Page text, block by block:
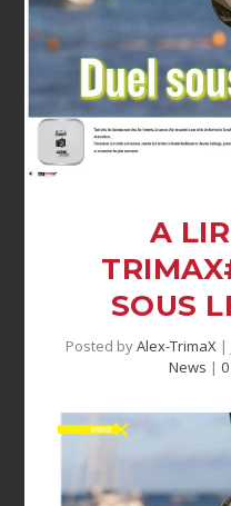
A
SOUS
Posted byAlex-TrimaX|
News | 0